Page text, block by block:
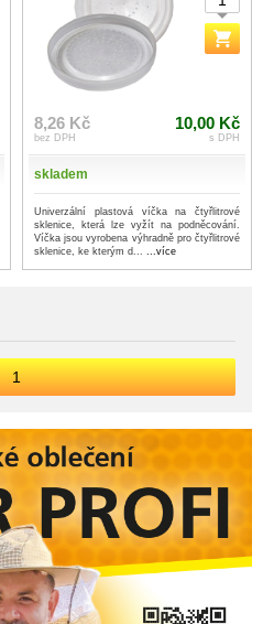
8,26 Kč
bez DPH
10,00 Kč
s DPH
skladem
Univerzální plastová víčka na čtyřlitrové
sklenice, která lze vyžít na podněcování.
Víčka jsou vyrobena výhradně pro čtyřlitrové
sklenice, ke kterým d... ...více
1